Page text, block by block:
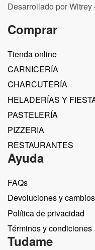
Desarrollado por
Comprar
Tienda online
CARNICERÍA
CHARCUTERÍA
HELADERÍAS Y
PASTELERÍA
PIZZERIA
RESTAURANTES
Ayuda
FAQs
Devoluciones y cambios
Política de privacidad
Términos y condiciones
Tudame